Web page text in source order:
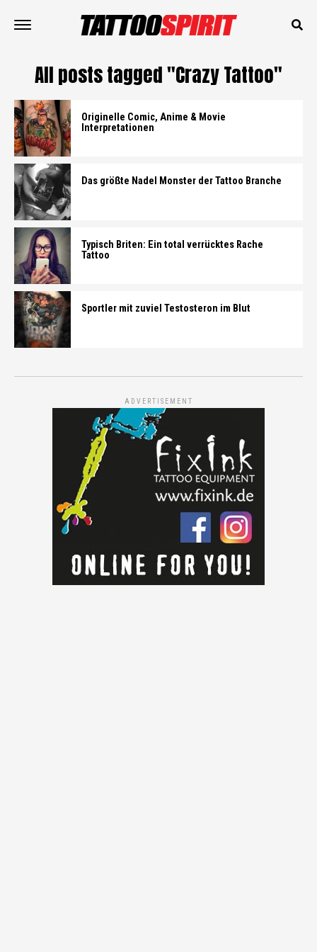
All posts tagged "Crazy Tattoo"
Originelle Comic, Anime & Movie
Interpretationen
Das größte Nadel Monster der Tattoo Branche
Typisch Briten: Ein total verrücktes Rache
Tattoo
Sportler mit zuviel Testosteron im Blut
ADVERTISEMENT